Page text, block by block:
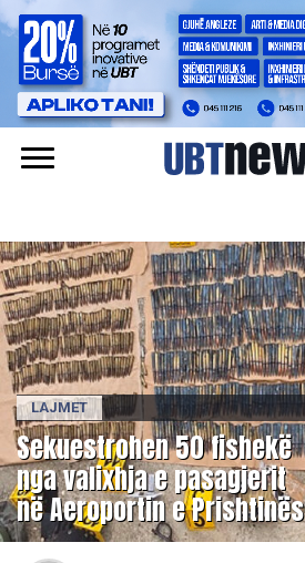
LAJMET
​Sekuestrohen 50 fishekë
nga valixhja e pasagjerit
në Aeroportin e Prishtinës